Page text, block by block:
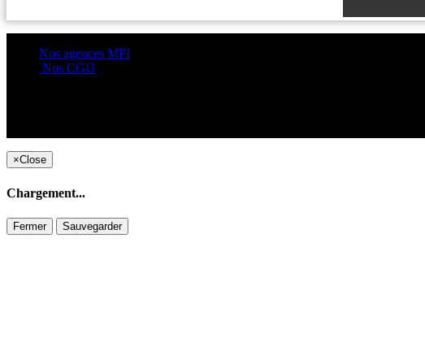
Nos agences MPI
Nos CGU
×Close
Chargement...
Fermer Sauvegarder